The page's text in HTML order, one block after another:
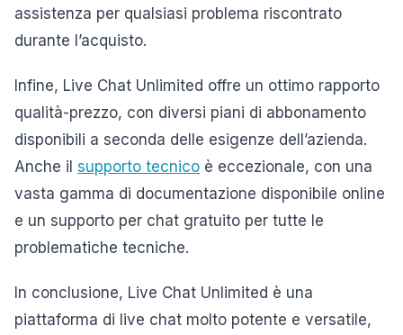
assistenza per qualsiasi problema riscontrato
durante l’acquisto.
Infine, Live Chat Unlimited offre un ottimo rapporto
qualità-prezzo, con diversi piani di abbonamento
disponibili a seconda delle esigenze dell’azienda.
Anche il supporto tecnico è eccezionale, con una
vasta gamma di documentazione disponibile online
e un supporto per chat gratuito per tutte le
problematiche tecniche.
In conclusione, Live Chat Unlimited è una
piattaforma di live chat molto potente e versatile,